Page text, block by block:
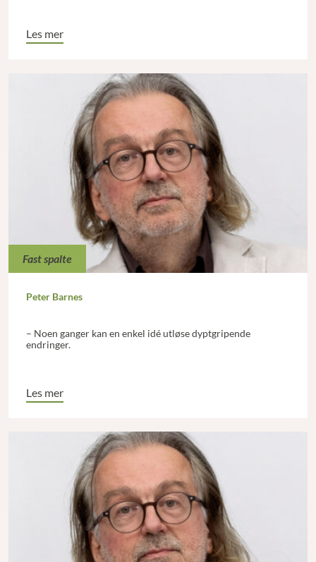
Les mer
Fast spalte
Peter Barnes
– Noen ganger kan en enkel idé utløse dyptgripende
endringer.
Les mer